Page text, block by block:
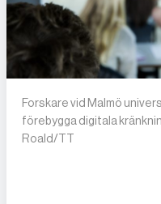
Forskare vid Malmö
förebygga digitala
Roald/TT